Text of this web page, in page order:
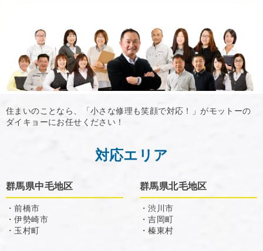
住まいのことなら、「小さな修理も笑顔で対応！」がモットーの
ダイキョーにお任せください！
対応エリア
群馬県中毛地区
・前橋市
・伊勢崎市
・玉村町
群馬県北毛地区
・渋川市
・吉岡町
・榛東村